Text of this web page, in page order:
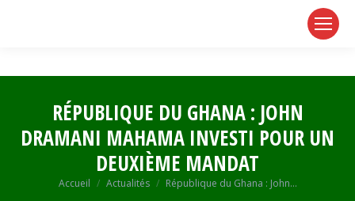
RÉPUBLIQUE DU GHANA : JOHN
DRAMANI MAHAMA INVESTI POUR UN
DEUXIÈME MANDAT
Vous êtes ici :
Accueil Actualités République du Ghana : John…